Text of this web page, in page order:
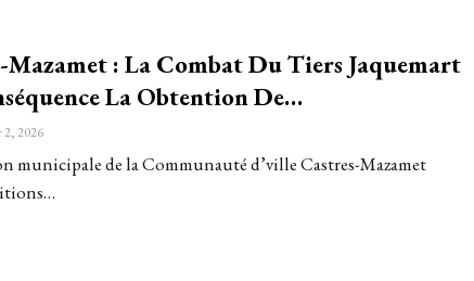
: La Combat Du Tiers Jaquemart
La Obtention De…
2, 2026
municipale de la Communauté d’ville Castres-Mazamet